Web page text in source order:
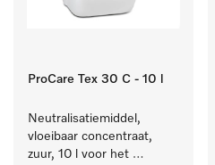
ProCare Tex 30 C - 10 l
Neutralisatiemiddel,
vloeibaar concentraat,
zuur, 10 l voor het